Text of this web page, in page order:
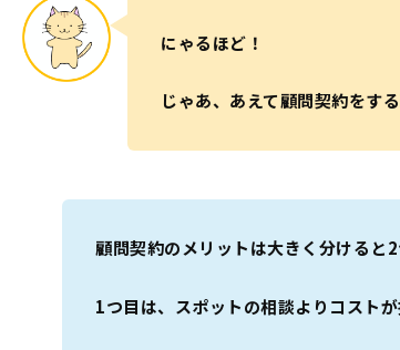
にゃるほど！
じゃあ、あえて顧問契約をす
顧問契約のメリットは大きく分けると2
1つ目は、スポットの相談よりコスト